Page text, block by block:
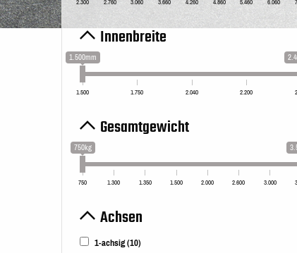
Innenbreite
1.500mm
1.500 1.750 2.040 2.200
Gesamtgewicht
750kg
750 1.300 1.350 1.500 2.000 2.600 3.000
Achsen
1-achsig(10)